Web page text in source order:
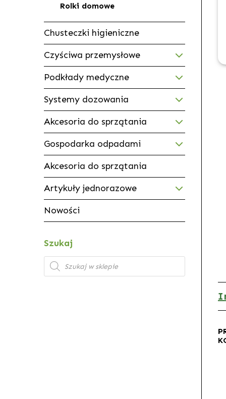
Rolki domowe
Chusteczki higieniczne
Czyściwa przemysłowe
Podkłady medyczne
Systemy dozowania
Akcesoria do sprzątania
Gospodarka odpadami
Akcesoria do sprzątania
Artykuły jednorazowe
Nowości
Szukaj
Wyszukiwarka
produktów